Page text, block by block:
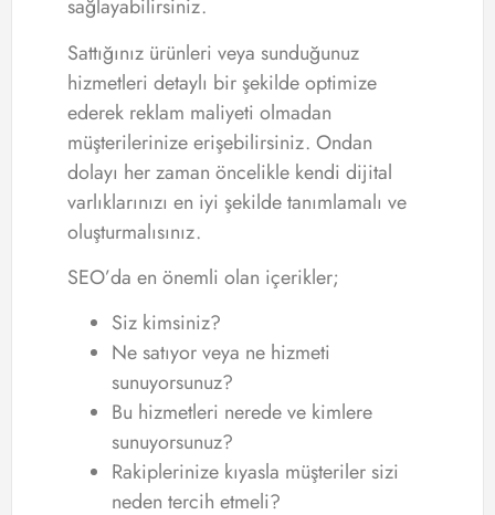
sağlayabilirsiniz.
Sattığınız ürünleri veya sunduğunuz
hizmetleri detaylı bir şekilde optimize
ederek reklam maliyeti olmadan
müşterilerinize erişebilirsiniz. Ondan
dolayı her zaman öncelikle kendi dijital
varlıklarınızı en iyi şekilde tanımlamalı ve
oluşturmalısınız.
SEO’da en önemli olan içerikler;
Siz kimsiniz?
Ne satıyor veya ne hizmeti
sunuyorsunuz?
Bu hizmetleri nerede ve kimlere
sunuyorsunuz?
Rakiplerinize kıyasla müşteriler sizi
neden tercih etmeli?